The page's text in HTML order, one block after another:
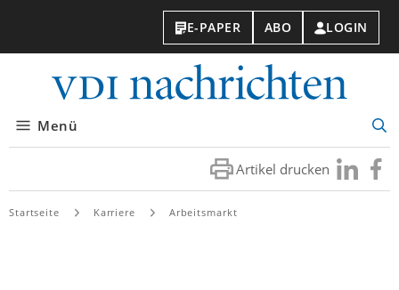
E-PAPER ABO LOGIN
Menü
Artikel drucken Besuchen
Sie
Sie
Startseite Karriere Arbeitsmarkt